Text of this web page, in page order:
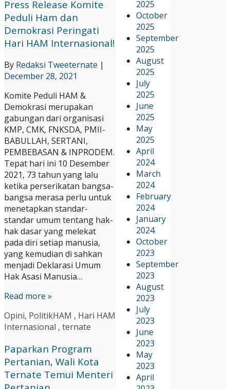
2025
October
2025
September
2025
August
2025
July
2025
June
2025
May
2025
April
2024
March
2024
February
2024
January
2024
October
2023
September
2023
August
2023
July
2023
June
2023
May
2023
April
Press Release Komite
Peduli Ham dan
Demokrasi Peringati
Hari HAM Internasional!
By Redaksi Tweeternate |
December 28, 2021
Komite Peduli HAM &
Demokrasi merupakan
gabungan dari organisasi
KMP, CMK, FNKSDA, PMII-
BABULLAH, SERTANI,
PEMBEBASAN & INPRODEM.
Tepat hari ini 10 Desember
2021, 73 tahun yang lalu
ketika perserikatan bangsa-
bangsa merasa perlu untuk
menetapkan standar-
standar umum tentang hak-
hak dasar yang melekat
pada diri setiap manusia,
yang kemudian di sahkan
menjadi Deklarasi Umum
Hak Asasi Manusia…
Read more »
Opini, PolitikHAM , Hari HAM
Internasional , ternate
Paparkan Program
Pertanian, Wali Kota
Ternate Temui Menteri